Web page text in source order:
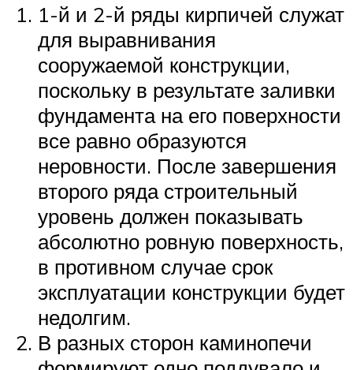
1-й и 2-й ряды кирпичей служат
для выравнивания
сооружаемой конструкции,
поскольку в результате заливки
фундамента на его поверхности
все равно образуются
неровности. После завершения
второго ряда строительный
уровень должен показывать
абсолютно ровную поверхность,
в противном случае срок
эксплуатации конструкции будет
недолгим.
В разных сторон каминопечи